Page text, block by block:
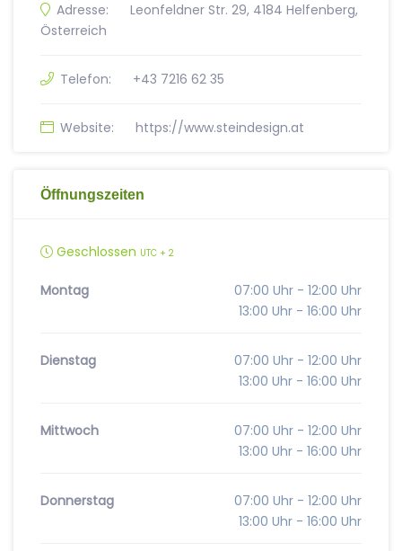
Adresse:
Leonfeldner Str. 29, 4184 Helfenberg,
Österreich
Telefon: +43 7216 62 35
Website: https://www.steindesign.at
Öffnungszeiten
Geschlossen UTC + 2
Montag
07:00 Uhr - 12:00 Uhr
13:00 Uhr - 16:00 Uhr
Dienstag
07:00 Uhr - 12:00 Uhr
13:00 Uhr - 16:00 Uhr
Mittwoch
07:00 Uhr - 12:00 Uhr
13:00 Uhr - 16:00 Uhr
Donnerstag
07:00 Uhr - 12:00 Uhr
13:00 Uhr - 16:00 Uhr